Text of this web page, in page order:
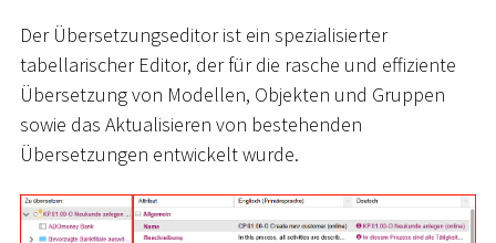
Der Übersetzungseditor ist ein spezialisierter
tabellarischer Editor, der für die rasche und effiziente
Übersetzung von Modellen, Objekten und Gruppen
sowie das Aktualisieren von bestehenden
Übersetzungen entwickelt wurde.